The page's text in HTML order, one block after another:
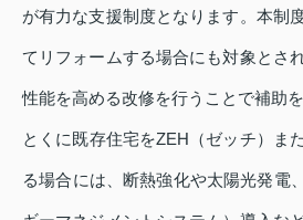
が有力な支援制度となります。本制
てリフォームする場合にも対象とさ
性能を高める改修を行うことで補助を
とくに既存住宅をZEH（ゼッチ）ま
る場合には、断熱強化や太陽光発電